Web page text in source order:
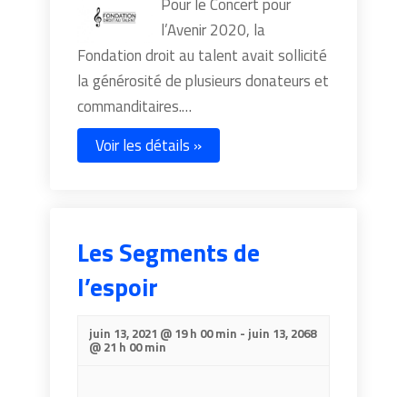
l’Avenir 2020, la
Fondation droit au talent avait sollicité
la générosité de plusieurs donateurs et
commanditaires.…
Voir les détails »
Les Segments de
l’espoir
juin 13, 2021 @ 19 h 00 min - juin 13, 2068
@ 21 h 00 min